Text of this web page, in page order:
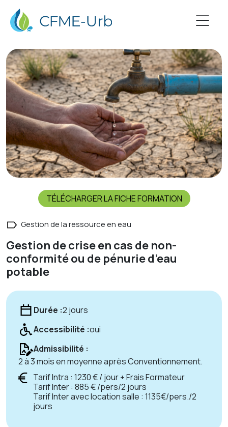
TÉLÉCHARGER LA FICHE FORMATION
Gestion de la ressource en eau
Gestion de crise en cas de non-
conformité ou de pénurie d’eau
potable
Durée :2 jours
Accessibilité :oui
Admissibilité :
2 à 3 mois en moyenne après Conventionnement.
Tarif Intra : 1230 € / jour + Frais Formateur
Tarif Inter : 885 € /pers/2 jours
Tarif Inter avec location salle : 1135€/pers./2
jours